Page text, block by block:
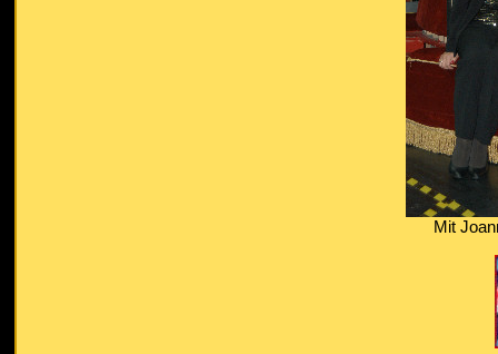
Mit